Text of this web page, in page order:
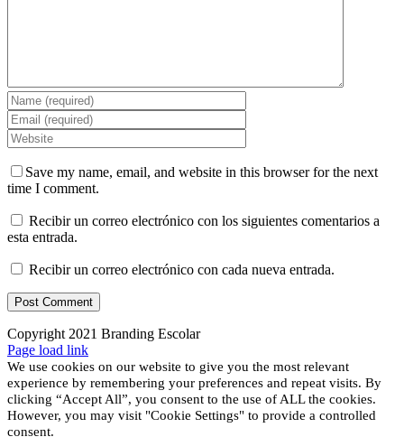
Save my name, email, and website in this browser for the next
time I comment.
Recibir un correo electrónico con los siguientes comentarios a
esta entrada.
Recibir un correo electrónico con cada nueva entrada.
Copyright 2021 Branding Escolar
X
Instagram
LinkedIn
YouTube
Email
Facebook
Page load link
We use cookies on our website to give you the most relevant
experience by remembering your preferences and repeat visits. By
clicking “Accept All”, you consent to the use of ALL the cookies.
However, you may visit "Cookie Settings" to provide a controlled
consent.